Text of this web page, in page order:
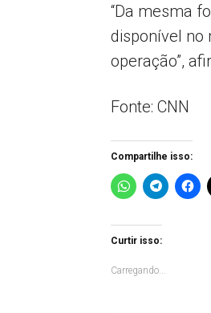
“Da mesma
disponível no
operação”,
Fonte: CNN
Compartilhe isso:
Curtir isso:
Carregando...